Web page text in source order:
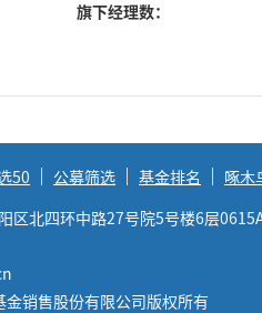
旗下经理数：
50 公募筛选 基金排名
啄木
区北四环中路27号院5号楼6层
销售股份有限公司版权所有